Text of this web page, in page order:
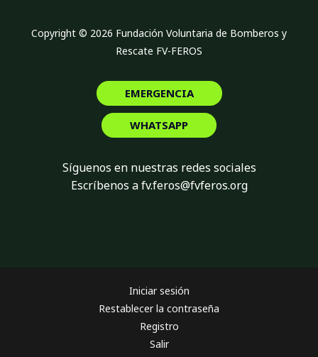
Copyright © 2026 Fundación Voluntaria de Bomberos y
Rescate FV-FEROS
EMERGENCIA
WHATSAPP
Síguenos en nuestras redes sociales
Escríbenos a fv.feros@fvferos.org
Iniciar sesión
Restablecer la contraseña
Registro
Salir